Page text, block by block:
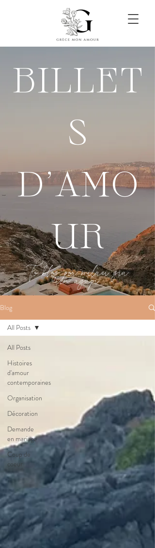
BILLET
S
D'AMO
UR
To blog pou milàei gia
tin agàpi
Blog
All Posts
Histoires
d'amour
contemporaines
Organisation
Décoration
Demande
en mariage
Coup de
coeur
All Posts